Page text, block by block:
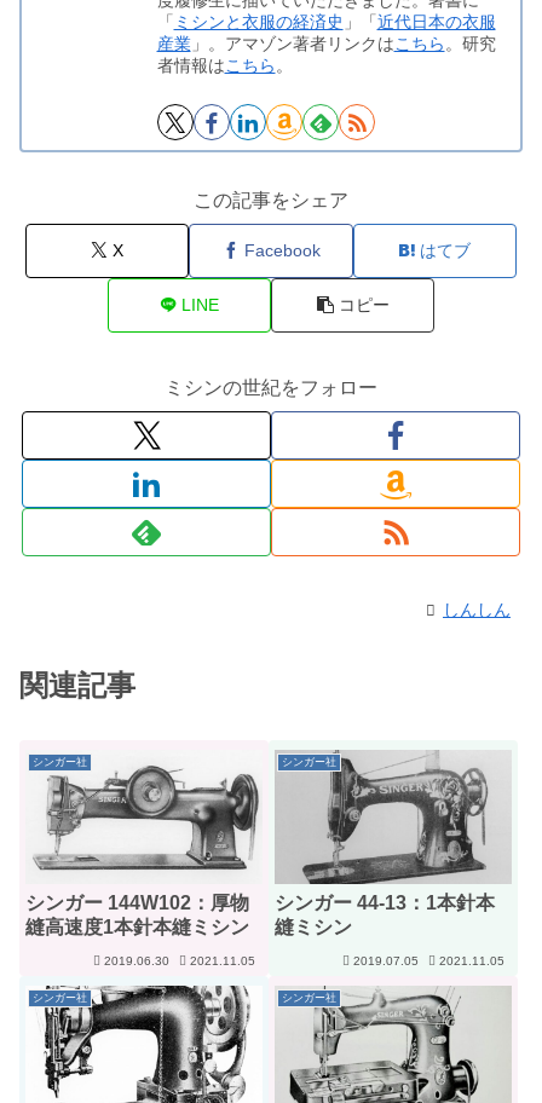
「 ミシンと衣服の経済史 」「 近代日本の衣服
産業」。アマゾン著者リンクはこちら 。研究
者情報はこちら 。
この記事をシェア
X Facebook はてブ
LINE コピー
ミシンの世紀をフォロー
しんしん
関連記事
シンガー社
シンガー 144W102：厚物
縫高速度1本針本縫ミシン
2019.06.30 2021.11.05
シンガー社
シンガー 44-13：1本針本
縫ミシン
2019.07.05 2021.11.05
シンガー社 シンガー社